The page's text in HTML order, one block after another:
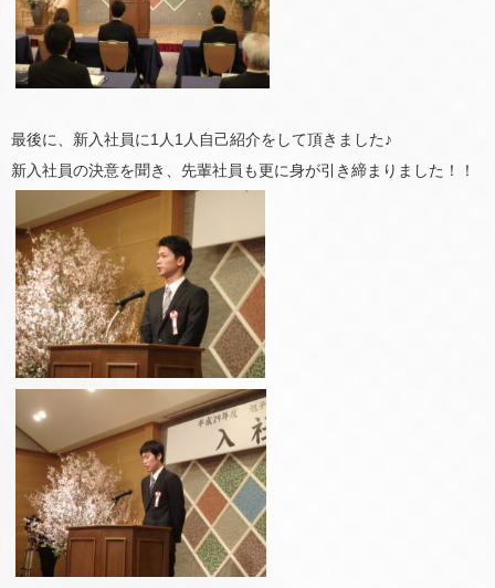
最後に、新入社員に1人1人自己紹介をして頂きました♪
新入社員の決意を聞き、先輩社員も更に身が引き締まりました！！